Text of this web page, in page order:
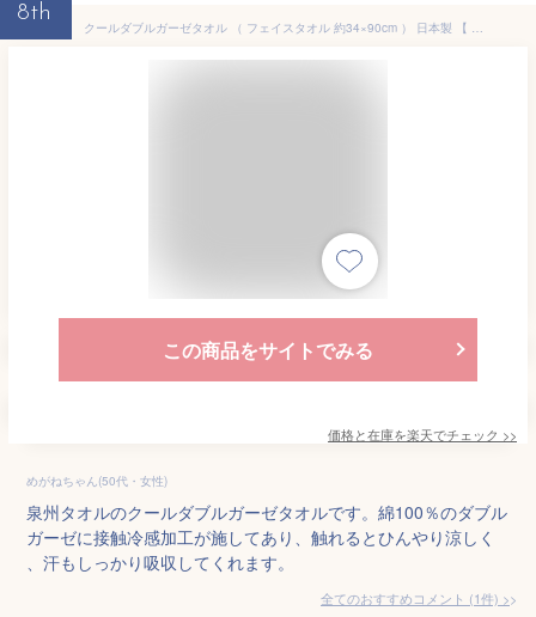
8th
クールダブルガーゼタオル （ フェイスタオル 約34×90cm ） 日本製 【 泉州タオル Wガーゼタオル COOL 冷感 ひんやりタオル 汗拭きタオル 手拭きタオル 接触冷感加工 無地カラー あす楽 】【 メール便 対応 】[M便 2/8]
この商品をサイトでみる
価格と在庫を楽天でチェック >>
めがねちゃん(50代・女性)
泉州タオルのクールダブルガーゼタオルです。綿100％のダブル
ガーゼに接触冷感加工が施してあり、触れるとひんやり涼しく
、汗もしっかり吸収してくれます。
全てのおすすめコメント (1件) >